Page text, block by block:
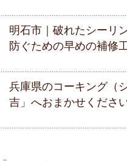
明石市｜破れたシーリ
防ぐための早めの補修
兵庫県のコーキング（
吉」へおまかせくださ